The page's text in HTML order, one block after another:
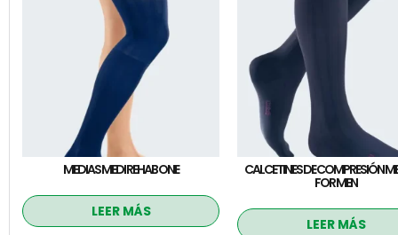
MEDIAS MEDI REHAB ONE
LEER MÁS
CALCETINES DE COMPRESIÓN
FOR MEN
LEER MÁS